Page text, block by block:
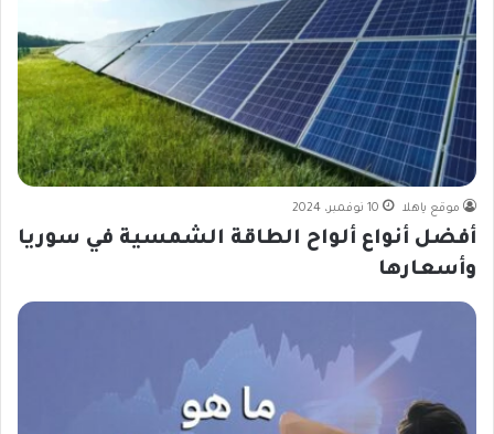
موقع ياهلا 10 نوفمبر، 2024
أفضل أنواع ألواح الطاقة الشمسية في سوريا
وأسعارها